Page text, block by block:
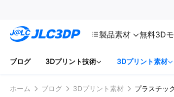
製品素材 無料3D
ブログ 3Dプリント技術 3Dプリント素材
ホーム ブログ 3Dプリント素材 プラスチッ